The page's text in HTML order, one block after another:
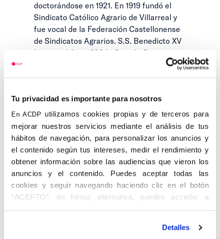
Tu privacidad es importante para nosotros
En ACDP utilizamos cookies propias y de terceros para
mejorar nuestros servicios mediante el análisis de tus
hábitos de navegación, para personalizar los anuncios y
el contenido según tus intereses, medir el rendimiento y
obtener información sobre las audiencias que vieron los
anuncios y el contenido. Puedes aceptar todas las
cookies y seguir navegando haciendo clic en el botón
“ACEPTO”; de forma alternativa, puedes acceder a
información más detallada y cambiar tus preferencias
en el botón "Personalizar". Para más información puedes
Detalles
doctorándose en 1921. En 1919 fundó el
Sindicato Católico Agrario de Villarreal y
fue vocal de la Federación Castellonense
de Sindicatos Agrarios. S.S. Benedicto XV
le concedió en 1920 la Cruz de San
Gregorio el Magno, y S. S. Pío XI le nombró
Caballero de Capa y Espada, así como la
Santo, en 1933.
Tras la llegada del ejército franquista a
Castellón fue nombrado Presidente de su
Diputación Provincial (1938-1940), así
como director de su hospital y Presidente
de la Cámara de Comercio. Fue miembro
de la Comisión de Reconstrucción del
Reino de Valencia. Constituyó en Villarreal
en 1948 una fundación que llevaría su
nombre, que en manos de sacerdotes se
ocupó de la educación de menores y de su